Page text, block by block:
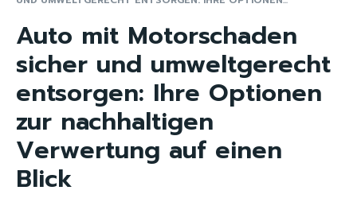
Auto mit Motorschaden
sicher und umweltgerecht
entsorgen: Ihre Optionen
zur nachhaltigen
Verwertung auf einen
Blick